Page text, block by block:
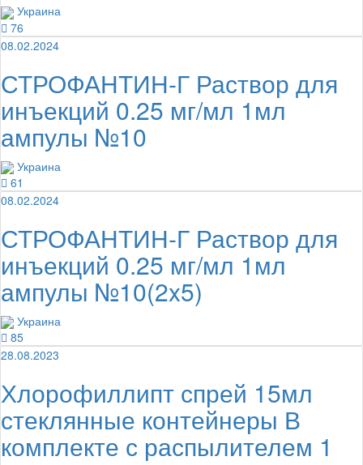
Украина
76
08.02.2024
СТРОФАНТИН-Г Раствор для
инъекций 0.25 мг/мл 1мл
ампулы №10
Украина
61
08.02.2024
СТРОФАНТИН-Г Раствор для
инъекций 0.25 мг/мл 1мл
ампулы №10(2x5)
Украина
85
28.08.2023
Хлорофиллипт спрей 15мл
стеклянные контейнеры В
комплекте с распылителем 1